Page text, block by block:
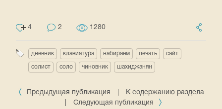
4 2 1280
дневник клавиатура набираем печать сайт
солист соло чиновник шахиджанян
Предыдущая публикация
К содержанию раздела
Следующая публикация